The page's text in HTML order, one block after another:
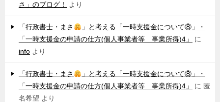
さ」のブログ！
より
「行政書士・まさ
」と考える「一時支援金について⑧」・
「一時支援金の申請の仕方(個人事業者等 事業所得)4」
に
info より
「行政書士・まさ
」と考える「一時支援金について⑧」・
「一時支援金の申請の仕方(個人事業者等 事業所得)4」
に 匿
名希望 より